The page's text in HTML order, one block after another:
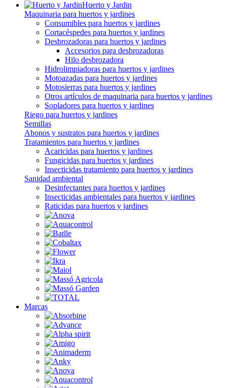
Huerto y Jardin
Maquinaria para huertos y jardines
Consumibles para huertos y jardines
Cortacéspedes para huertos y jardines
Desbrozadoras para huertos y jardines
Accesorios para desbrozadoras
Hilo desbrozadora
Hidrolimpiadoras para huertos y jardines
Motoazadas para huertos y jardines
Motosierras para huertos y jardines
Otros artículos de maquinaria para huertos y jardines
Sopladores para huertos y jardines
Riego para huertos y jardines
Semillas
Abonos y sustratos para huertos y jardines
Tratamientos para huertos y jardines
Acaricidas para huertos y jardines
Fungicidas para huertos y jardines
Insecticidas tratamiento para huertos y jardines
Sanidad ambiental
Desinfectantes para huertos y jardines
Insecticidas ambientales para huertos y jardines
Raticidas para huertos y jardines
Marcas